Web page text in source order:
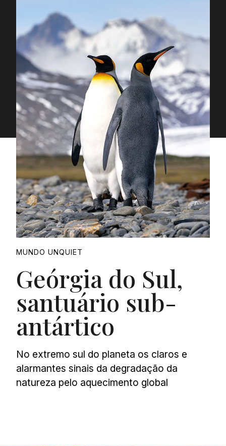
Proudly
MUNDO UNQUIET
Geórgia do Sul,
santuário sub-
antártico
No extremo sul do planeta os claros e
alarmantes sinais da degradação da
natureza pelo aquecimento global